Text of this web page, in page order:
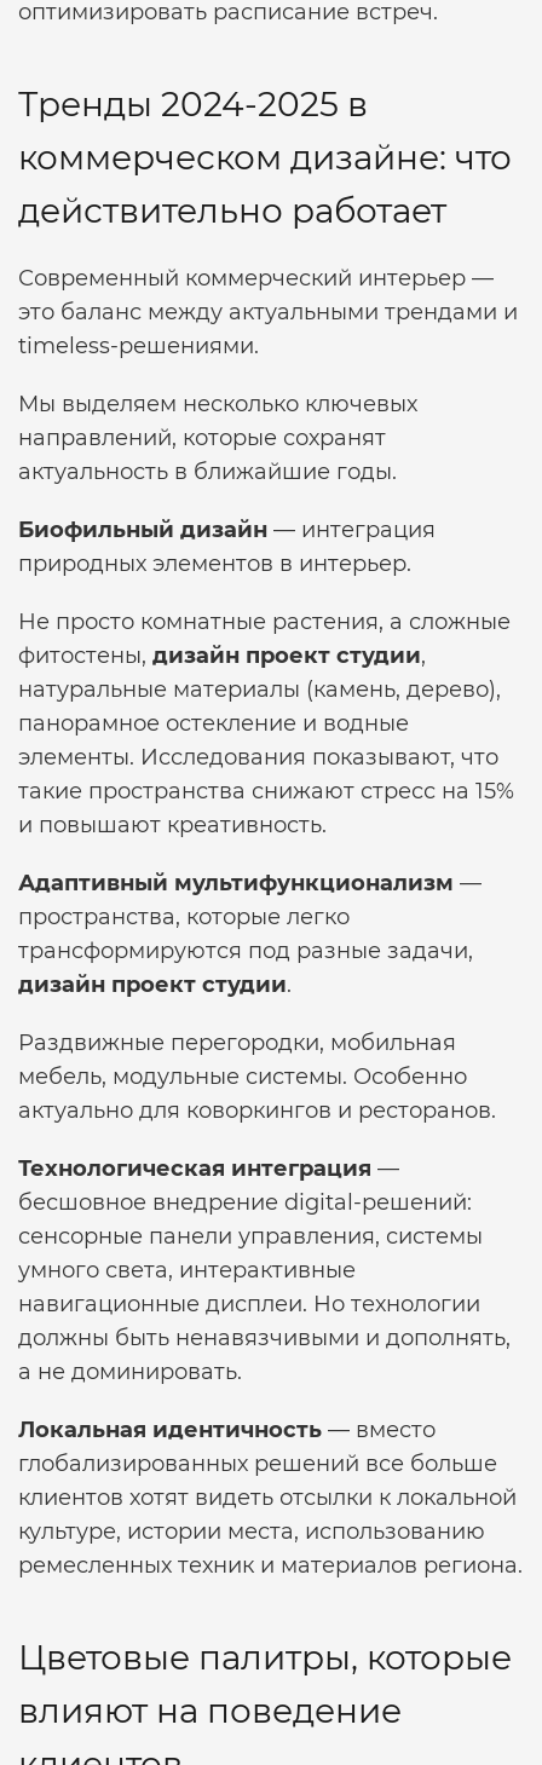
оптимизировать расписание встреч.
Тренды 2024-2025 в
коммерческом дизайне: что
действительно работает
Современный коммерческий интерьер —
это баланс между актуальными трендами и
timeless-решениями.
Мы выделяем несколько ключевых
направлений, которые сохранят
актуальность в ближайшие годы.
Биофильный дизайн — интеграция
природных элементов в интерьер.
Не просто комнатные растения, а сложные
фитостены, дизайн проект студии,
натуральные материалы (камень, дерево),
панорамное остекление и водные
элементы. Исследования показывают, что
такие пространства снижают стресс на 15%
и повышают креативность.
Адаптивный мультифункционализм —
пространства, которые легко
трансформируются под разные задачи,
дизайн проект студии.
Раздвижные перегородки, мобильная
мебель, модульные системы. Особенно
актуально для коворкингов и ресторанов.
Технологическая интеграция —
бесшовное внедрение digital-решений:
сенсорные панели управления, системы
умного света, интерактивные
навигационные дисплеи. Но технологии
должны быть ненавязчивыми и дополнять,
а не доминировать.
Локальная идентичность — вместо
глобализированных решений все больше
клиентов хотят видеть отсылки к локальной
культуре, истории места, использованию
ремесленных техник и материалов региона.
Цветовые палитры, которые
влияют на поведение